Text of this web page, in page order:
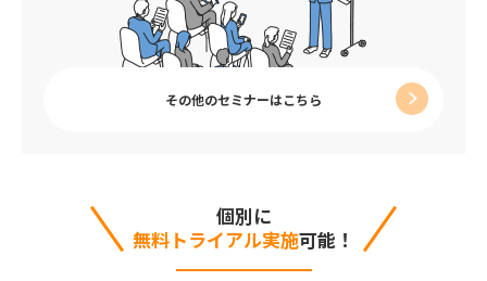
その他のセミナーはこちら
個別に
無料トライアル実施可能！